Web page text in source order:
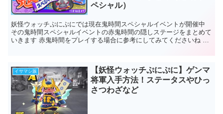
ペシャル）
妖怪ウォッチぷにぷにでは現在鬼時間スペシャルイベントが開催中
その鬼時間スペシャルイベントの赤鬼時間の隠しステージをまとめて
いきます 赤鬼時間をプレイする場合に参考にしてみてくださいね 妖
イサマシ族
【妖怪ウォッチぷにぷに】ゲンマ
将軍入手方法！ステータスやひっ
さつわざなど